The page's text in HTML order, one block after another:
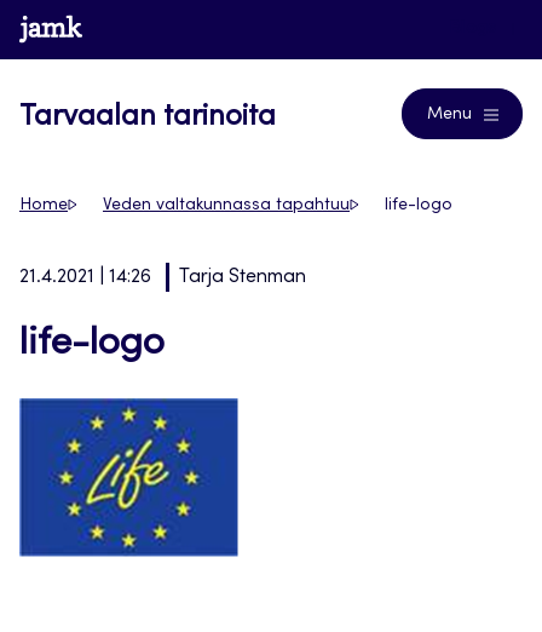
Siirry
suoraan
www.jamk.fi
Tarvaalan tarinoita Menu
Home Veden valtakunnassa tapahtuu life-logo
21.4.2021 | 14:26 Tarja Stenman
life-logo